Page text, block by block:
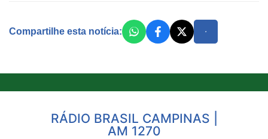
Compartilhe esta notícia:
RÁDIO BRASIL CAMPINAS |
AM 1270